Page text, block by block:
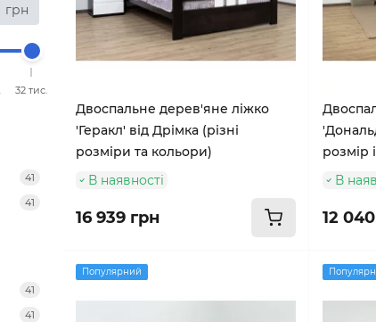
грн
32 тис.
41
41
41
41
Двоспальне дерев'яне ліжко
'Геракл' від Дрімка (різні
розміри та кольори)
В наявності
16 939 грн
розмір
В
12
Популярний